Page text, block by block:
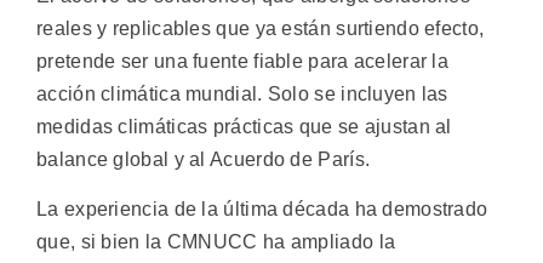
reales y replicables que ya están surtiendo efecto,
pretende ser una fuente fiable para acelerar la
acción climática mundial. Solo se incluyen las
medidas climáticas prácticas que se ajustan al
balance global y al Acuerdo de París.
La experiencia de la última década ha demostrado
que, si bien la CMNUCC ha ampliado la